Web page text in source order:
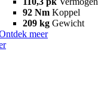
92 Nm Koppel
209 kg Gewicht
meer